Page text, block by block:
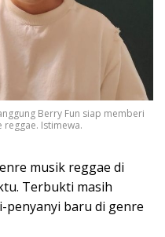
Berry Fun siap memberi
Istimewa.
musik reggae di
Terbukti masih
penyanyi baru di genre